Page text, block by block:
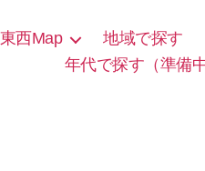
西Map 地域で探す
年代で探す（準備中